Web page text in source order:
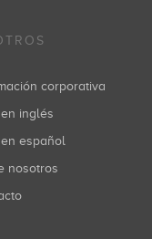
corporativa
en inglés
en español
nosotros